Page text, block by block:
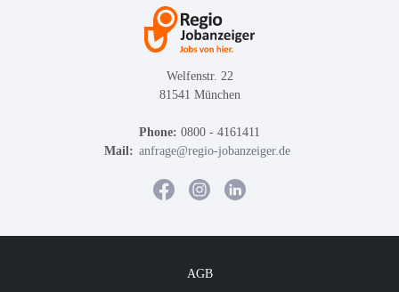
Welfenstr. 22
81541 München
Phone: 0800 - 4161411
Mail: anfrage@regio-jobanzeiger.de
AGB